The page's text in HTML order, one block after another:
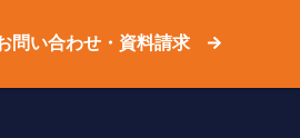
問い合わせ・資料請求